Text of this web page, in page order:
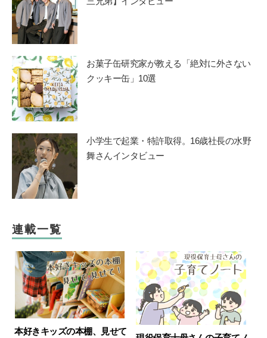
お菓子缶研究家が教える「絶対に外さない
クッキー缶」10選
小学生で起業・特許取得。16歳社長の水野
舞さんインタビュー
連載一覧
本好きキッズの本棚、見せて